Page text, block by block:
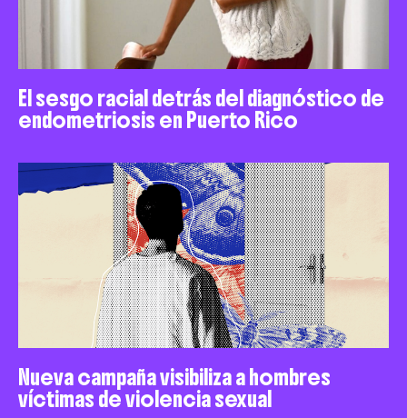
El sesgo racial detrás del diagnóstico de
endometriosis en Puerto Rico
Nueva campaña visibiliza a hombres
víctimas de violencia sexual